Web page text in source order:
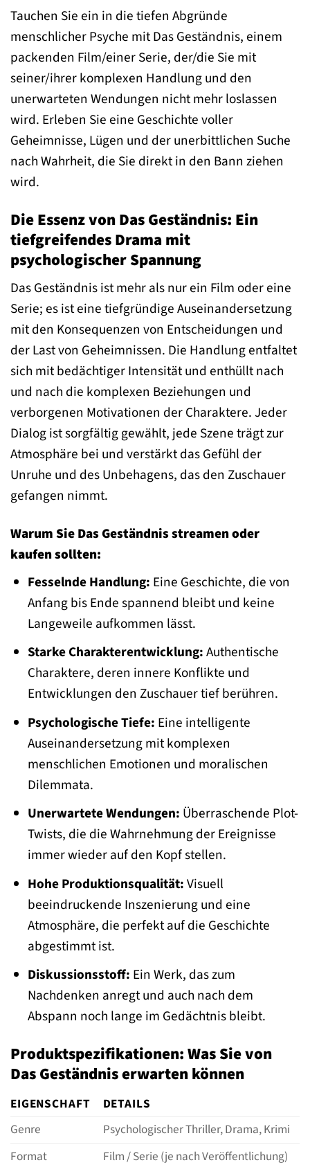
Tauchen Sie ein in die tiefen Abgründe
menschlicher Psyche mit Das Geständnis, einem
packenden Film/einer Serie, der/die Sie mit
seiner/ihrer komplexen Handlung und den
unerwarteten Wendungen nicht mehr loslassen
wird. Erleben Sie eine Geschichte voller
Geheimnisse, Lügen und der unerbittlichen Suche
nach Wahrheit, die Sie direkt in den Bann ziehen
wird.
Die Essenz von Das Geständnis: Ein
tiefgreifendes Drama mit
psychologischer Spannung
Das Geständnis ist mehr als nur ein Film oder eine
Serie; es ist eine tiefgründige Auseinandersetzung
mit den Konsequenzen von Entscheidungen und
der Last von Geheimnissen. Die Handlung entfaltet
sich mit bedächtiger Intensität und enthüllt nach
und nach die komplexen Beziehungen und
verborgenen Motivationen der Charaktere. Jeder
Dialog ist sorgfältig gewählt, jede Szene trägt zur
Atmosphäre bei und verstärkt das Gefühl der
Unruhe und des Unbehagens, das den Zuschauer
gefangen nimmt.
Warum Sie Das Geständnis streamen oder
kaufen sollten:
Fesselnde Handlung: Eine Geschichte, die von
Anfang bis Ende spannend bleibt und keine
Langeweile aufkommen lässt.
Starke Charakterentwicklung:Authentische
Charaktere, deren innere Konflikte und
Entwicklungen den Zuschauer tief berühren.
Psychologische Tiefe: Eine intelligente
Auseinandersetzung mit komplexen
menschlichen Emotionen und moralischen
Dilemmata.
Unerwartete Wendungen: Überraschende Plot-
Twists, die die Wahrnehmung der Ereignisse
immer wieder auf den Kopf stellen.
Hohe Produktionsqualität:Visuell
beeindruckende Inszenierung und eine
Atmosphäre, die perfekt auf die Geschichte
abgestimmt ist.
Diskussionsstoff: Ein Werk, das zum
Nachdenken anregt und auch nach dem
Abspann noch lange im Gedächtnis bleibt.
Produktspezifikationen: Was Sie von
Das Geständnis erwarten können
EIGENSCHAFT
DETAILS
Genre
Psychologischer Thriller, Drama, Krimi
Format
Film / Serie (je nach Veröffentlichung)